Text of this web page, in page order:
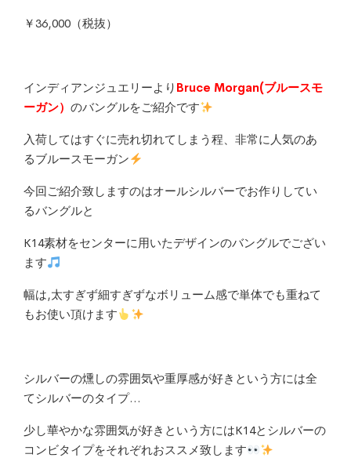
￥36,000（税抜）
インディアンジュエリーより Bruce Morgan(ブルースモ
ーガン） のバングルをご紹介です
入荷してはすぐに売れ切れてしまう程、非常に人気のあ
るブルースモーガン
今回ご紹介致しますのはオールシルバーでお作りしてい
るバングルと
K14素材をセンターに用いたデザインのバングルでござい
ます
幅は,太すぎず細すぎずなボリューム感で単体でも重ねて
もお使い頂けます
シルバーの燻しの雰囲気や重厚感が好きという方には全
てシルバーのタイプ…
少し華やかな雰囲気が好きという方にはK14とシルバーの
コンビタイプをそれぞれおススメ致します